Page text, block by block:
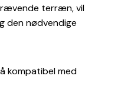
terræn, vil
den nødvendige
kompatibel med